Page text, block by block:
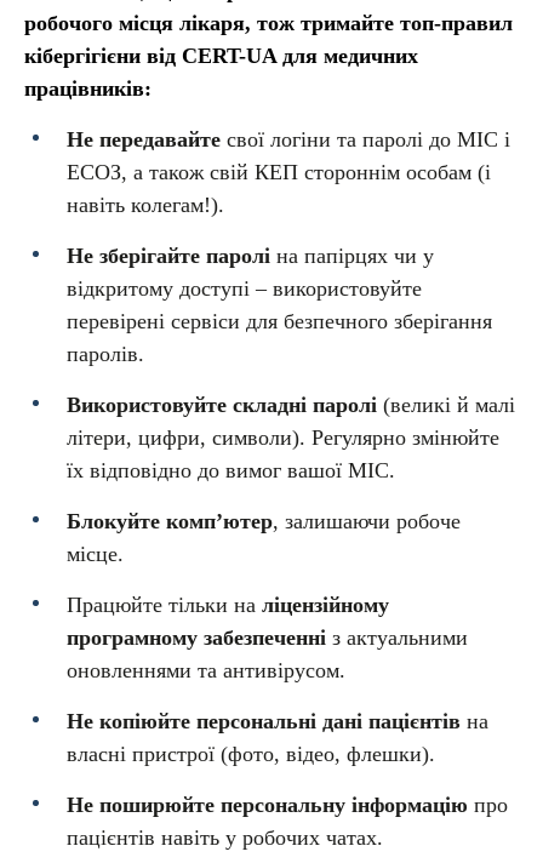
робочого місця лікаря, тож тримайте топ-правил
кібергігієни від CERT-UA для медичних
працівників:
Не передавайте свої логіни та паролі до МІС і
ЕСОЗ, а також свій КЕП стороннім особам (і
навіть колегам!).
Не зберігайте паролі на папірцях чи у
відкритому доступі – використовуйте
перевірені сервіси для безпечного зберігання
паролів.
Використовуйте складні паролі (великі й малі
літери, цифри, символи). Регулярно змінюйте
їх відповідно до вимог вашої МІС.
Блокуйте комп’ютер, залишаючи робоче
місце.
Працюйте тільки на ліцензійному
програмному забезпеченні з актуальними
оновленнями та антивірусом.
Не копіюйте персональні дані пацієнтів на
власні пристрої (фото, відео, флешки).
Не поширюйте персональну інформацію про
пацієнтів навіть у робочих чатах.